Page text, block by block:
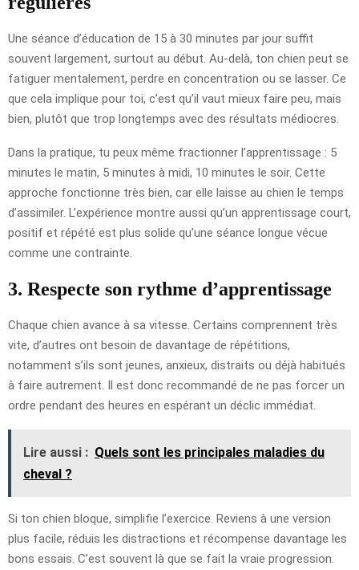
Une séance d’éducation de 15 à 30 minutes par jour suffit
souvent largement, surtout au début. Au-delà, ton chien peut se
fatiguer mentalement, perdre en concentration ou se lasser. Ce
que cela implique pour toi, c’est qu’il vaut mieux faire peu, mais
bien, plutôt que trop longtemps avec des résultats médiocres.
Dans la pratique, tu peux même fractionner l’apprentissage : 5
minutes le matin, 5 minutes à midi, 10 minutes le soir. Cette
approche fonctionne très bien, car elle laisse au chien le temps
d’assimiler. L’expérience montre aussi qu’un apprentissage court,
positif et répété est plus solide qu’une séance longue vécue
comme une contrainte.
3. Respecte son rythme d’apprentissage
Chaque chien avance à sa vitesse. Certains comprennent très
vite, d’autres ont besoin de davantage de répétitions,
notamment s’ils sont jeunes, anxieux, distraits ou déjà habitués
à faire autrement. Il est donc recommandé de ne pas forcer un
ordre pendant des heures en espérant un déclic immédiat.
Lire aussi : Quels sont les principales maladies du
cheval ?
Si ton chien bloque, simplifie l’exercice. Reviens à une version
plus facile, réduis les distractions et récompense davantage les
bons essais. C’est souvent là que se fait la vraie progression.